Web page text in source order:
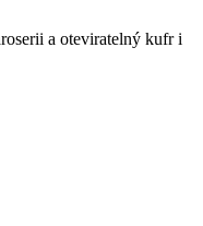
a oteviratelný kufr i